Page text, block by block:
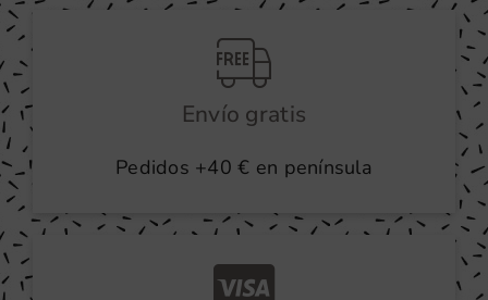
Envío gratis
Pedidos +40 € en península